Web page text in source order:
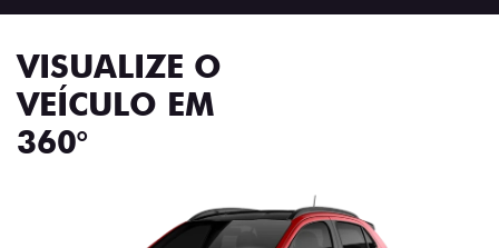
VISUALIZE O
VEÍCULO EM
360°